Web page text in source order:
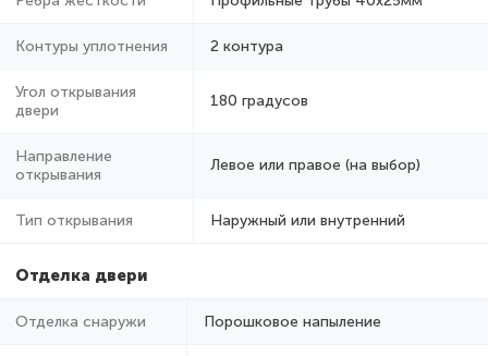
Контуры уплотнения 2 контура
Угол открывания
двери
180 градусов
Направление
открывания
Левое или правое (на выбор)
Тип открывания Наружный или внутренний
Отделка двери
Отделка снаружи Порошковое напыление